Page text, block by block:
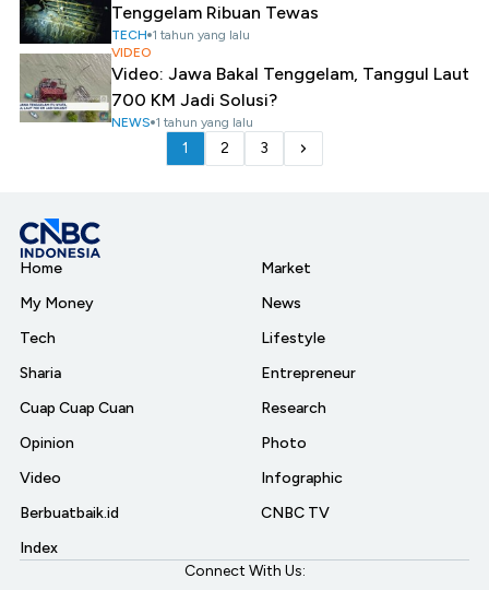
Tenggelam Ribuan Tewas
TECH 1 tahun yang lalu
VIDEO
Video: Jawa Bakal Tenggelam, Tanggul Laut
700 KM Jadi Solusi?
NEWS 1 tahun yang lalu
1 2 3
Home
My Money
Tech
Sharia
Cuap Cuap Cuan
Opinion
Video
Berbuatbaik.id
Index
Market
News
Lifestyle
Entrepreneur
Research
Photo
Infographic
CNBC TV
Connect With Us: